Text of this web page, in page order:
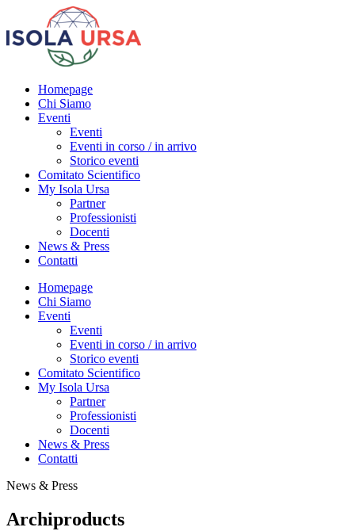
Homepage
Chi Siamo
Eventi
Eventi
Eventi in corso / in arrivo
Storico eventi
Comitato Scientifico
My Isola Ursa
Partner
Professionisti
Docenti
News & Press
Contatti
Homepage
Chi Siamo
Eventi
Eventi
Eventi in corso / in arrivo
Storico eventi
Comitato Scientifico
My Isola Ursa
Partner
Professionisti
Docenti
News & Press
Contatti
News & Press
Archiproducts